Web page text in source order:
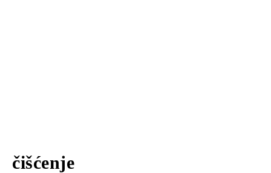
čišćenje